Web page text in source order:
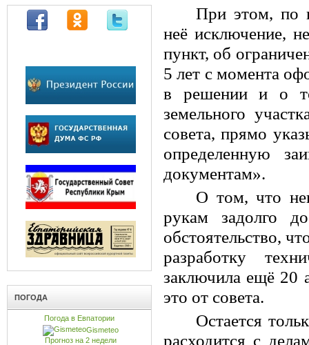
ПОГОДА
Погода в Евпатории
Gismeteo
Прогноз на 2 недели
При этом, по
неё исключение,
пункт, об
5 лет с момента
в решении и о
земельного
совета, прямо
определенную
документам».
О том, что
рукам задолго
обстоятельство,
разработку
заключила ещё 20
это от совета.
Остается
расходится с